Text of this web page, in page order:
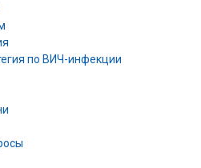
по ВИЧ-инфекции